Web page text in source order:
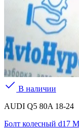
В наличии
AUDI Q5 80A 18-24
Болт колесный d17